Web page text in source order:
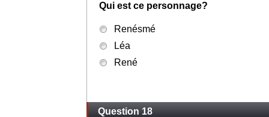
Qui est ce personnage?
Renésmé
Léa
René
Question 18